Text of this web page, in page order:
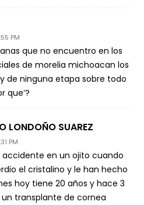
PM
que no encuentro en los
de morelia michoacan los
de ninguna etapa sobre todo
que’?
LONDOÑO SUAREZ
PM
accidente en un ojito cuando
el cristalino y le han hecho
hoy tiene 20 años y hace 3
transplante de cornea